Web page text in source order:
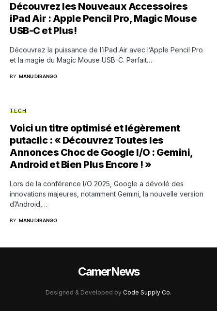
Découvrez les Nouveaux Accessoires
iPad Air : Apple Pencil Pro, Magic Mouse
USB-C et Plus!
Découvrez la puissance de l’iPad Air avec l’Apple Pencil Pro
et la magie du Magic Mouse USB-C. Parfait…
BY MANU DIBANGO
TECH
Voici un titre optimisé et légèrement
putaclic : « Découvrez Toutes les
Annonces Choc de Google I/O : Gemini,
Android et Bien Plus Encore ! »
Lors de la conférence I/O 2025, Google a dévoilé des
innovations majeures, notamment Gemini, la nouvelle version
d’Android,…
BY MANU DIBANGO
CamerNews
Designed & Developed by Code Supply Co.